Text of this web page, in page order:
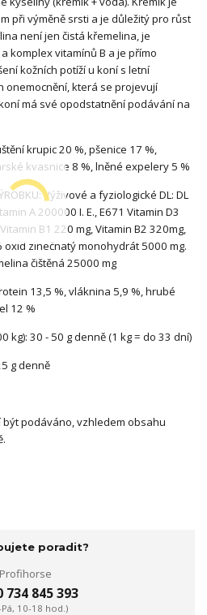
při výměně srsti a je důležitý pro růst
není jen čistá křemelina, je
komplex vitamínů B a je přímo
kožních potíží u koní s letní
onemocnění, která se projevují
má své opodstatnění podávání na
krupic 20 %, pšenice 17 %,
kvasnice 8 %, lněné expelery 5 %
Výživové a fyziologické DL: DL
A 200000 I. E., E671 Vitamin D3
B1 220 mg, Vitamin B2 320mg,
oxid zinečnatý monohydrát 5000 mg.
čištěná 25000 mg
13,5 %, vláknina 5,9 %, hrubé
12 %
kg): 30 - 50 g denně (1 kg = do 33 dní)
denně
podáváno, vzhledem obsahu
poradit?
Profihorse
734 845 393
10-18 hod.)